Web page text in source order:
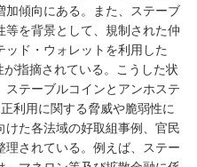
加傾向にある。また、ステーブ
等を背景として、規制された仲
ド・ウォレットを利用した
指摘されている。こうした状
テーブルコインとアンホステ
利用に関する脅威や脆弱性に
けた各法域の好取組事例、官民
理されている。例えば、ステー